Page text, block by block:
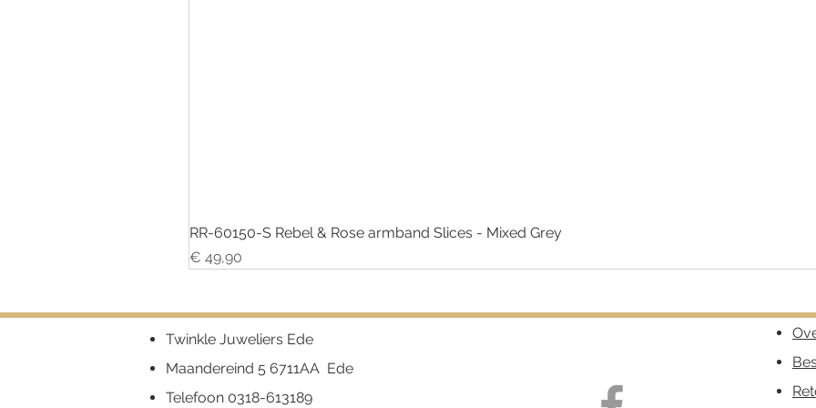
RR-60150-S Rebel & Rose armband Slices - Mixed Grey
Prijs
€ 49,90
Twinkle Juweliers Ede
Maandereind 5 6711AA Ede
Telefoon 0318-613189